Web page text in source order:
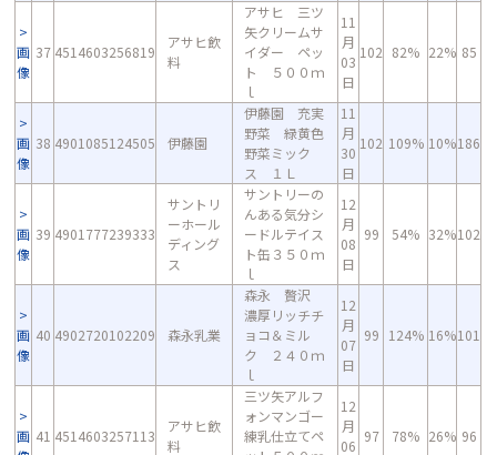
画
像
37 4514603256819
アサヒ飲
料
アサヒ 三ツ
矢クリームサ
イダー ペッ
ト ５００ｍ
ｌ
11
月
03
日
102 82% 22% 85
画
像
38 4901085124505 伊藤園
伊藤園 充実
野菜 緑黄色
野菜ミック
ス １Ｌ
11
月
30
日
102 109% 10%186
画
像
39 4901777239333
サントリ
ーホール
ディング
ス
サントリーの
んある気分シ
ードルテイス
ト缶３５０ｍ
ｌ
12
月
08
日
99 54% 32%102
画
像
40 4902720102209 森永乳業
森永 贅沢
濃厚リッチチ
ョコ＆ミル
ク ２４０ｍ
ｌ
12
月
07
日
99 124% 16%101
画 41 4514603257113
アサヒ飲
料
三ツ矢アルフ
ォンマンゴー
練乳仕立てペ
12
月
06
97 78% 26% 96